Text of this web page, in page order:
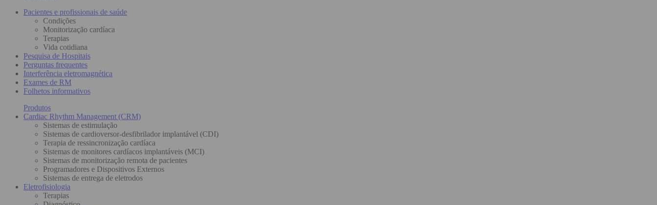
Pacientes e profissionais de saúde
Condições
Monitorização cardíaca
Terapias
Vida cotidiana
Pesquisa de Hospitais
Perguntas frequentes
Interferência eletromagnética
Exames de RM
Folhetos informativos
Produtos
Cardiac Rhythm Management (CRM)
Sistemas de estimulação
Sistemas de cardioversor-desfibrilador implantável (CDI)
Terapia de ressincronização cardíaca
Sistemas de monitores cardíacos implantáveis (MCI)
Sistemas de monitorização remota de pacientes
Programadores e Dispositivos Externos
Sistemas de entrega de eletrodos
Eletrofisiologia
Terapias